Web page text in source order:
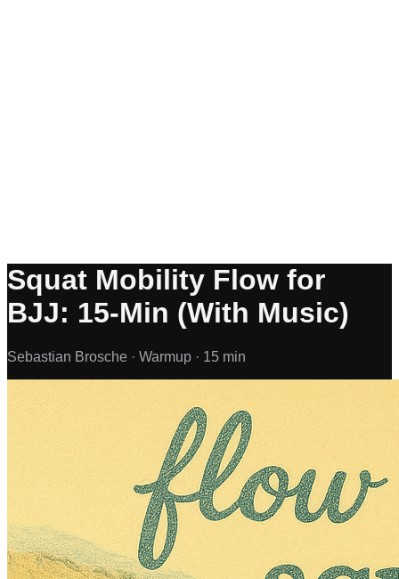
Squat Mobility Flow for
BJJ: 15-Min (With Music)
Sebastian Brosche · Warmup · 15 min